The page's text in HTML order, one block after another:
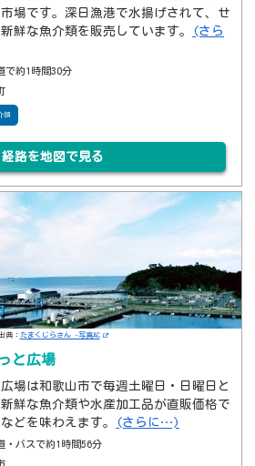
場です。深日漁港で水揚げされて、せ
鮮な魚介類を販売しています。
(さら
で約1時間30分
類
経路を地図で見る
典： たまくじらさん -写真AC
と広場
場は和歌山市で毎週土曜日・日曜日と
鮮な魚介類や水産加工品が直販価格で
どを味わえます。
(さらに…)
・バスで約1時間56分